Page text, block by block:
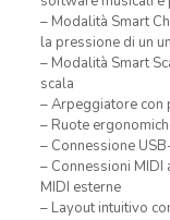
– Modalità Smart
la pressione di un
– Modalità Smart
scala
– Arpeggiatore con
– Ruote
– Connessione
– Connessioni
MIDI esterne
– Layout intuitivo